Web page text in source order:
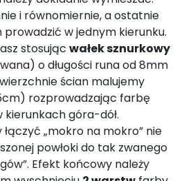
i równomiernie, a ostatnie
prowadzić w jednym kierunku.
stosując wałek sznurkowy
o długości runa od 8mm
ścian malujemy
rozprowadzając farbę
góra-dół.
„mokro na mokro” nie
powłoki do tak zwanego
Efekt końcowy należy